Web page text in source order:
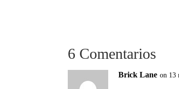
6 Comentarios
Brick Lane on 13